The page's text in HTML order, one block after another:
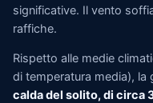
significative. Il vento
raffiche.
Rispetto alle medie
di temperatura media), la
calda del solito, di circa